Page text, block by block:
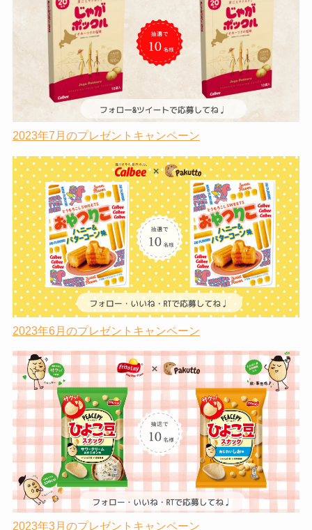
2023年7月のプレゼントキャンペーン
2023年6月のプレゼントキャンペーン
2023年3月のプレゼントキャンペーン